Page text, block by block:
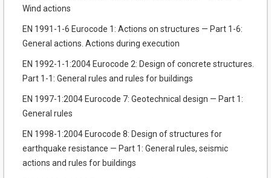
Wind actions
EN 1991-1-6 Eurocode 1: Actions on structures — Part 1-6:
General actions. Actions during execution
EN 1992-1-1:2004 Eurocode 2: Design of concrete structures.
Part 1-1: General rules and rules for buildings
EN 1997-1:2004 Eurocode 7: Geotechnical design — Part 1:
General rules
EN 1998-1:2004 Eurocode 8: Design of structures for
earthquake resistance — Part 1: General rules, seismic
actions and rules for buildings